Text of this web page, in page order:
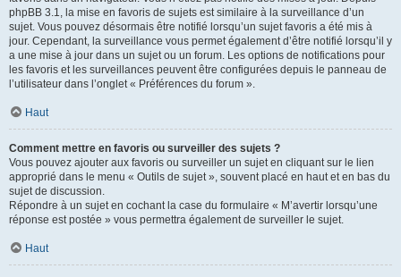
phpBB 3.1, la mise en favoris de sujets est similaire à la surveillance d’un
sujet. Vous pouvez désormais être notifié lorsqu’un sujet favoris a été mis à
jour. Cependant, la surveillance vous permet également d’être notifié lorsqu’il y
a une mise à jour dans un sujet ou un forum. Les options de notifications pour
les favoris et les surveillances peuvent être configurées depuis le panneau de
l’utilisateur dans l’onglet « Préférences du forum ».
Haut
Comment mettre en favoris ou surveiller des sujets ?
Vous pouvez ajouter aux favoris ou surveiller un sujet en cliquant sur le lien
approprié dans le menu « Outils de sujet », souvent placé en haut et en bas du
sujet de discussion.
Répondre à un sujet en cochant la case du formulaire « M’avertir lorsqu’une
réponse est postée » vous permettra également de surveiller le sujet.
Haut